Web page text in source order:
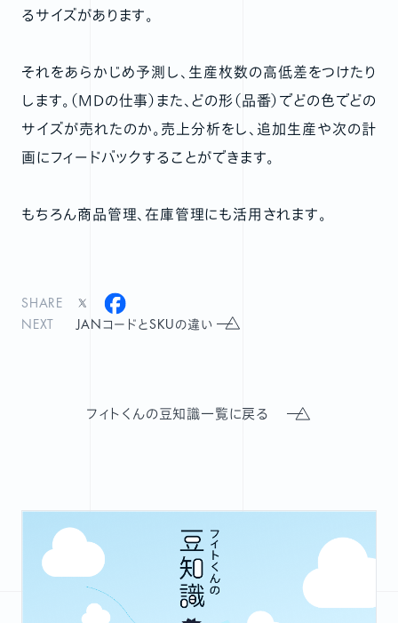
るサイズがあります。
それをあらかじめ予測し、生産枚数の高低差をつけたり
します。（MDの仕事）また、どの形（品番）でどの色でどの
サイズが売れたのか。売上分析をし、追加生産や次の計
画にフィードバックすることができます。
もちろん商品管理、在庫管理にも活用されます。
SHARE
NEXT
JANコードとSKUの違い
フィトくんの豆知識一覧に戻る